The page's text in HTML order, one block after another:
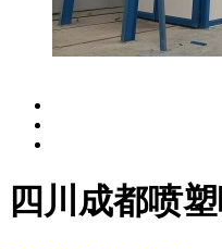
四川成都喷